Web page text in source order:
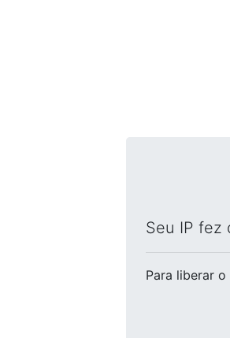
Seu IP fez
Para liberar o